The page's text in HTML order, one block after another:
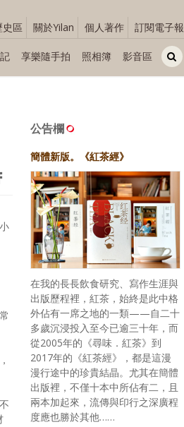
史區 關於Yilan 個人著作 訂閱電子報
享樂隨手拍 照相簿 影音區
公告欄
簡體新版。《紅茶經》
在我的長長飲食研究、寫作生涯與
出版歷程裡，紅茶，始終是此中格
外佔有一席之地的一類——自二十
多歲沉浸投入至今已逾三十年，而
從2005年的《尋味．紅茶》到
2017年的《紅茶經》，都是這漫
漫行途中的珍貴結晶。尤其在簡體
出版裡，不僅十本中所佔有二，且
兩本加起來，流傳與印行之深廣程
度應也勝於其他……